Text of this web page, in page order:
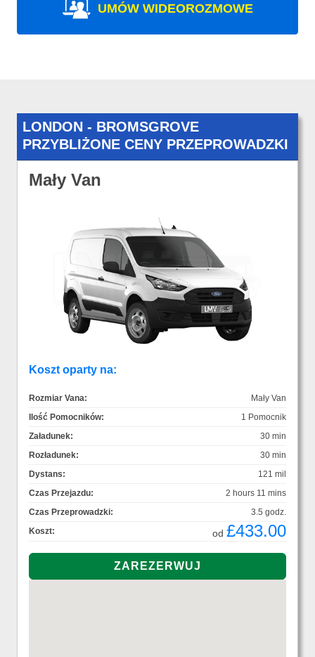
UMÓW WIDEOROZMOWE
LONDON - BROMSGROVE
PRZYBLIŻONE CENY PRZEPROWADZKI
Mały Van
Koszt oparty na:
Rozmiar Vana:
Mały Van
Ilość Pomocników:
1 Pomocnik
Załadunek:
30 min
Rozładunek:
30 min
Dystans:
121 mil
Czas Przejazdu:
2 hours 11 mins
Czas Przeprowadzki:
3.5 godz.
Koszt:
od £433.00